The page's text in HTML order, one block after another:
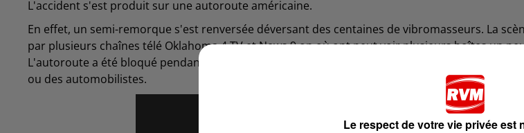
L'accident s'est produit sur une autoroute américaine.
En effet, un semi-remorque s'est renversée déversant des centaines de vibromasseurs. La
par plusieurs chaînes télé Oklahoma 4 TV et News 9 on où ont peut voir plusieurs boîtes un
L'autoroute a été bloqué pendant plusieurs heures, heureusement il n'y a eu aucun bléssé du
ou des automobilistes.
Le respect de votre vie privée est